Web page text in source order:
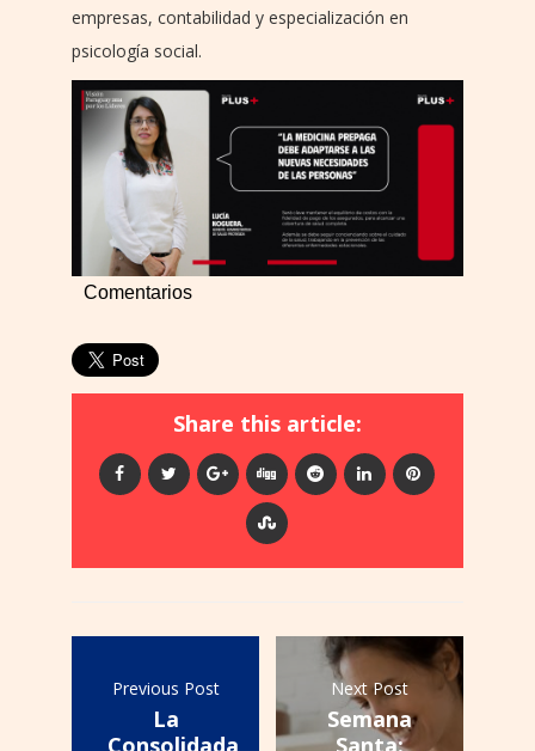
empresas, contabilidad y especialización en
psicología social.
Comentarios
Share this article:
Previous Post
La
Next Post
Semana